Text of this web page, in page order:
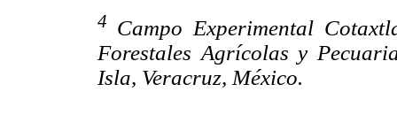
4 Campo Experimental
Forestales Agrícolas y
Isla, Veracruz, México.